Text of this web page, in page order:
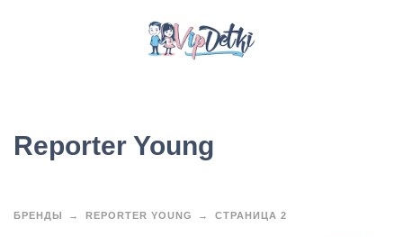
Reporter Young
БРЕНДЫ REPORTER YOUNG СТРАНИЦА 2